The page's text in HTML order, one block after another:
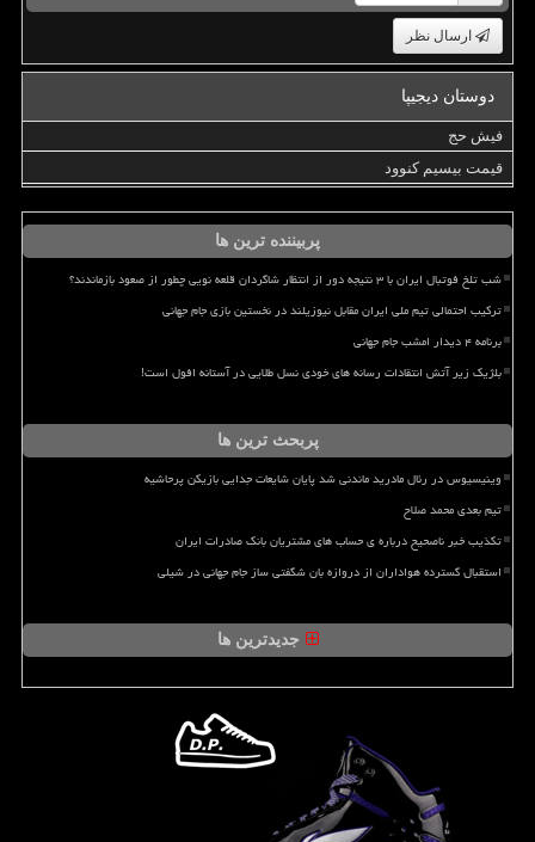
ارسال نظر
دوستان دیجیپا
فیش حج
قیمت بیسیم کنوود
پربیننده ترین ها
شب تلخ فوتبال ایران با ۳ نتیجه دور از انتظار شاگردان قلعه نویی چطور از صعود بازماندند؟
ترکیب احتمالی تیم ملی ایران مقابل نیوزیلند در نخستین بازی جام جهانی
برنامه ۴ دیدار امشب جام جهانی
بلژیک زیر آتش انتقادات رسانه های خودی نسل طلایی در آستانه افول است!
پربحث ترین ها
وینیسیوس در رئال مادرید ماندنی شد پایان شایعات جدایی بازیکن پرحاشیه
تیم بعدی محمد صلاح
تکذیب خبر ناصحیح درباره ی حساب های مشتریان بانک صادرات ایران
استقبال گسترده هواداران از دروازه بان شگفتی ساز جام جهانی در شیلی
جدیدترین ها